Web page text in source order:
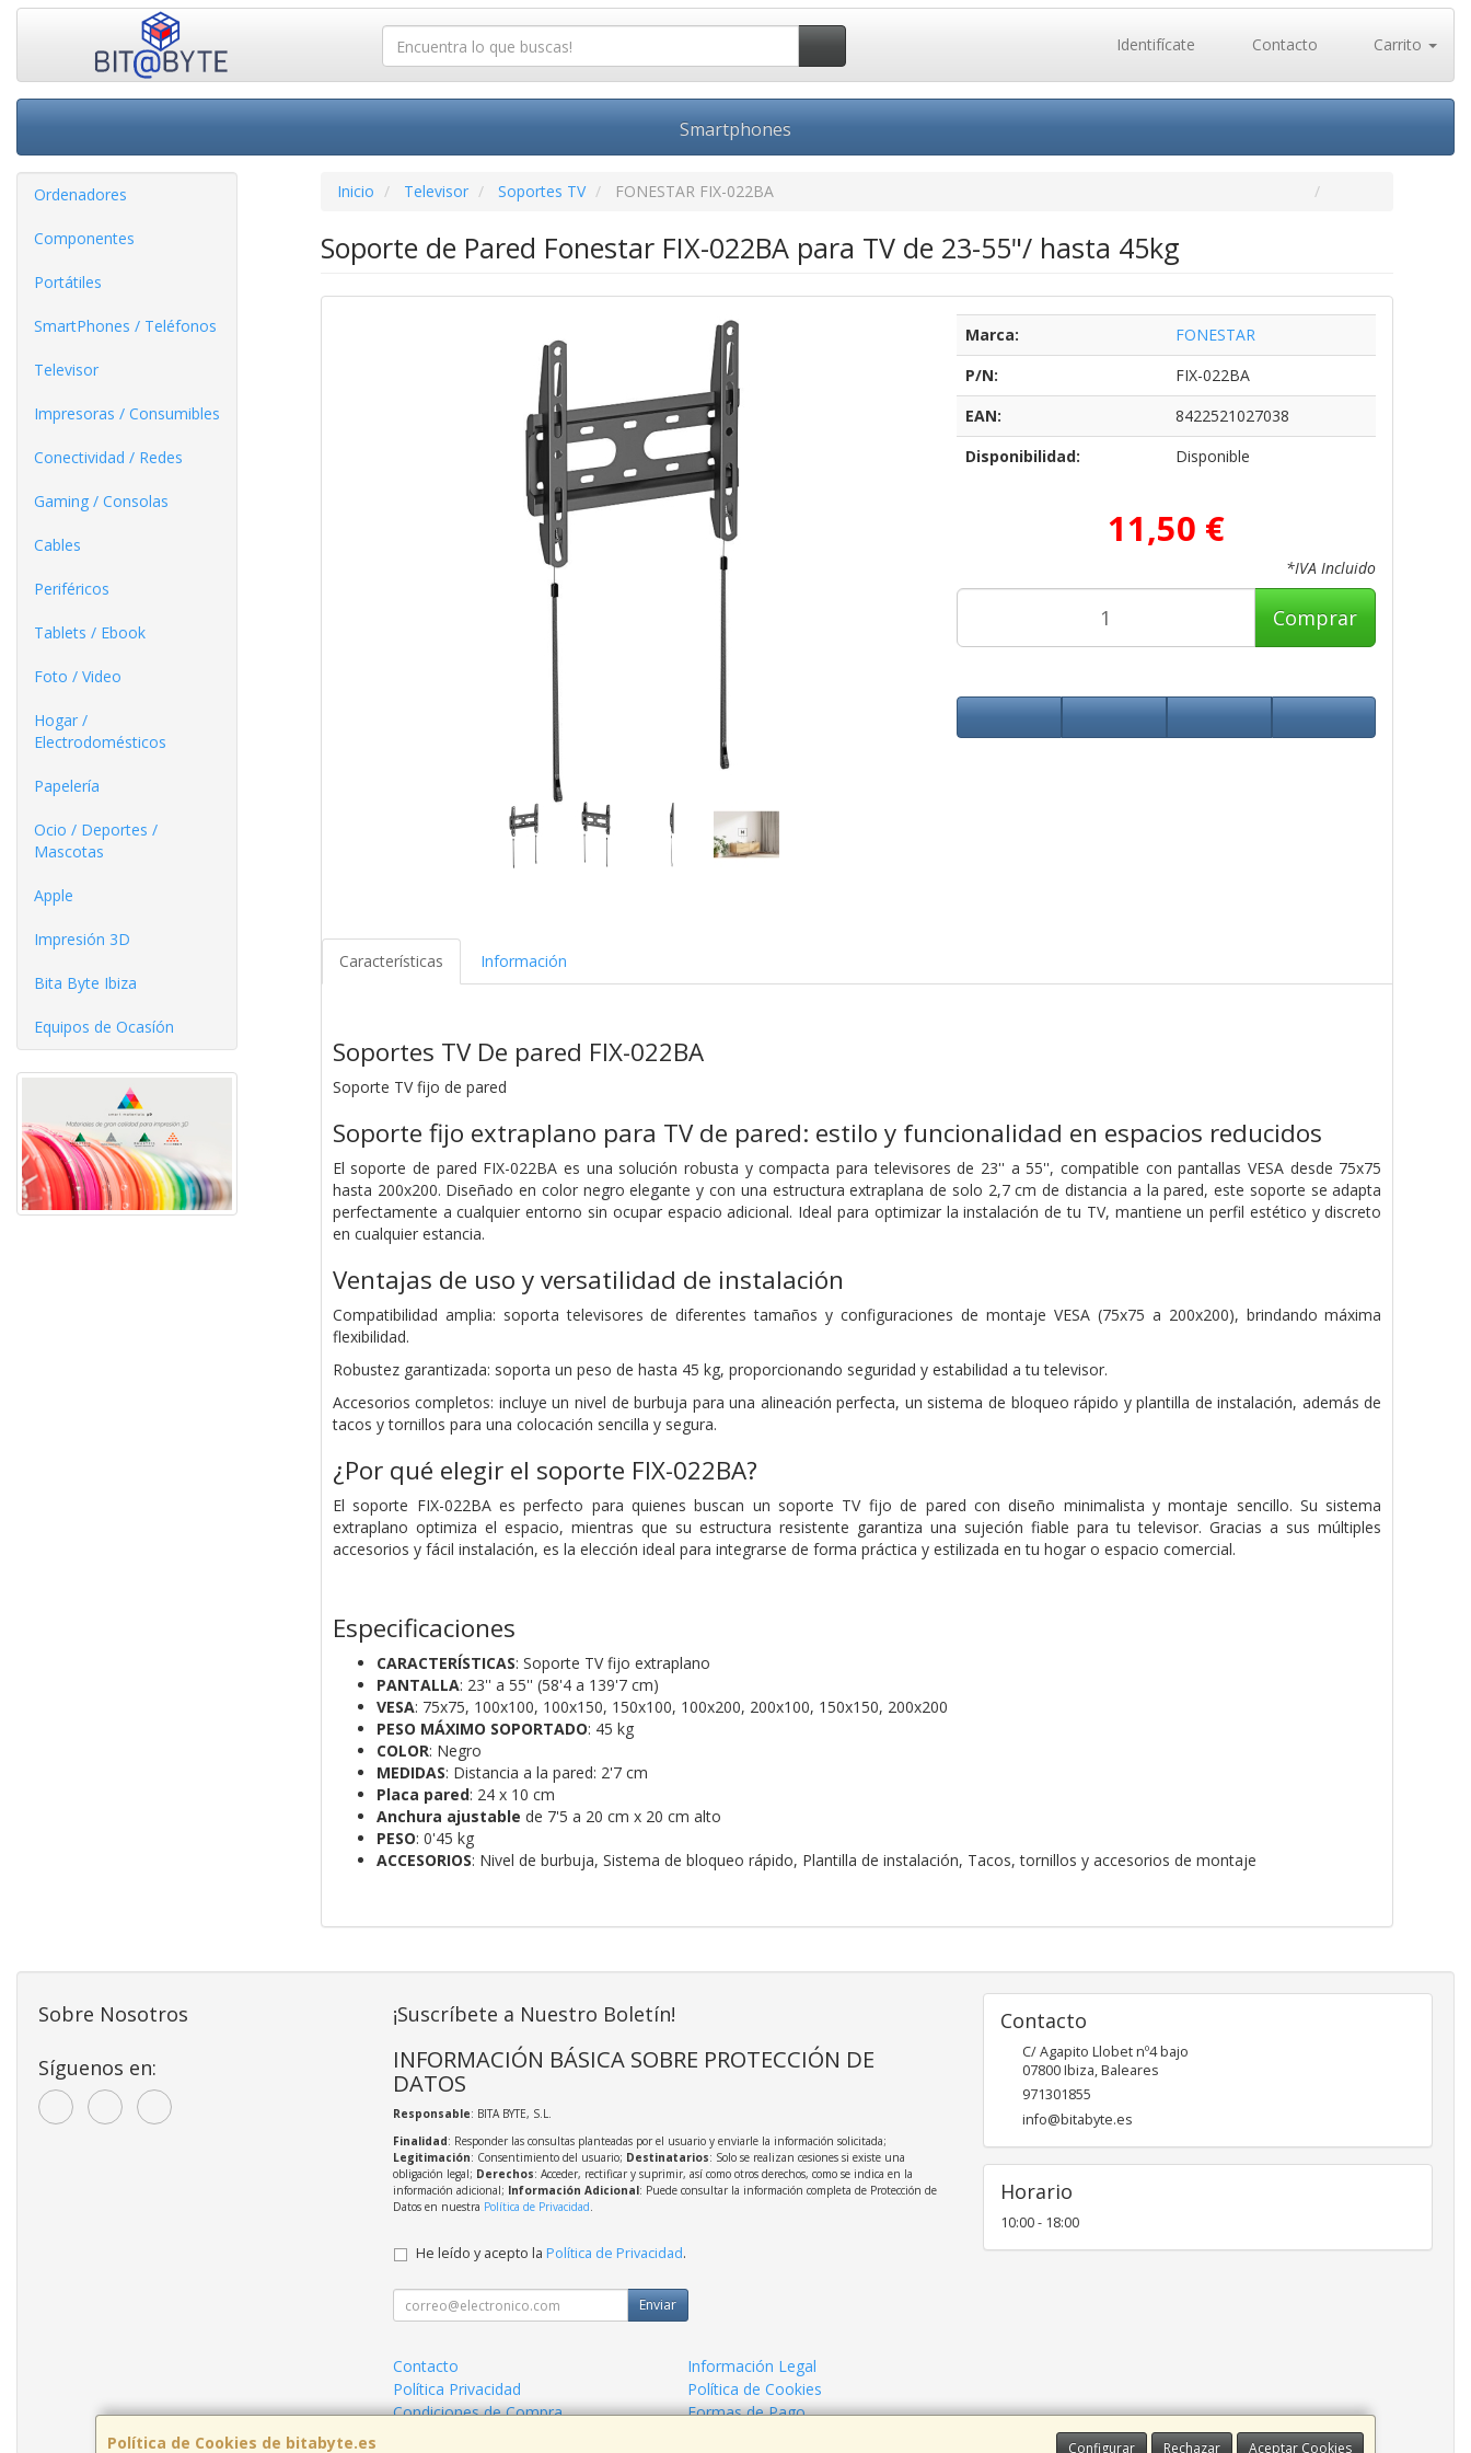
Identifícate Contacto Carrito
Smartphones
Ordenadores
Componentes
Portátiles
SmartPhones / Teléfonos
Televisor
Impresoras / Consumibles
Conectividad / Redes
Gaming / Consolas
Cables
Periféricos
Tablets / Ebook
Foto / Video
Hogar /
Electrodomésticos
Papelería
Ocio / Deportes /
Mascotas
Apple
Impresión 3D
Bita Byte Ibiza
Equipos de Ocasíón
Inicio Televisor Soportes TV FONESTAR FIX-022BA
Soporte de Pared Fonestar FIX-022BA para TV de 23-55"/ hasta 45kg
Marca:
FONESTAR
P/N:
FIX-022BA
EAN:
8422521027038
Disponibilidad:
Disponible
11,50 €
*IVA Incluido
Comprar
Características Información
Soportes TV De pared FIX-022BA
Soporte TV fijo de pared
Soporte fijo extraplano para TV de pared: estilo y funcionalidad en espacios reducidos
El soporte de pared FIX-022BA es una solución robusta y compacta para televisores de 23'' a 55'', compatible con pantallas VESA desde 75x75
hasta 200x200. Diseñado en color negro elegante y con una estructura extraplana de solo 2,7 cm de distancia a la pared, este soporte se adapta
perfectamente a cualquier entorno sin ocupar espacio adicional. Ideal para optimizar la instalación de tu TV, mantiene un perfil estético y discreto
en cualquier estancia.
Ventajas de uso y versatilidad de instalación
Compatibilidad amplia: soporta televisores de diferentes tamaños y configuraciones de montaje VESA (75x75 a 200x200), brindando máxima
flexibilidad.
Robustez garantizada: soporta un peso de hasta 45 kg, proporcionando seguridad y estabilidad a tu televisor.
Accesorios completos: incluye un nivel de burbuja para una alineación perfecta, un sistema de bloqueo rápido y plantilla de instalación, además de
tacos y tornillos para una colocación sencilla y segura.
¿Por qué elegir el soporte FIX-022BA?
El soporte FIX-022BA es perfecto para quienes buscan un soporte TV fijo de pared con diseño minimalista y montaje sencillo. Su sistema
extraplano optimiza el espacio, mientras que su estructura resistente garantiza una sujeción fiable para tu televisor. Gracias a sus múltiples
accesorios y fácil instalación, es la elección ideal para integrarse de forma práctica y estilizada en tu hogar o espacio comercial.
Especificaciones
CARACTERÍSTICAS: Soporte TV fijo extraplano
PANTALLA: 23'' a 55'' (58'4 a 139'7 cm)
VESA: 75x75, 100x100, 100x150, 150x100, 100x200, 200x100, 150x150, 200x200
PESO MÁXIMO SOPORTADO: 45 kg
COLOR: Negro
MEDIDAS: Distancia a la pared: 2'7 cm
Placa pared: 24 x 10 cm
Anchura ajustable de 7'5 a 20 cm x 20 cm alto
PESO: 0'45 kg
ACCESORIOS: Nivel de burbuja, Sistema de bloqueo rápido, Plantilla de instalación, Tacos, tornillos y accesorios de montaje
Política de Cookies de bitabyte.es Configurar Rechazar Aceptar Cookies
Sobre Nosotros
Síguenos en:
¡Suscríbete a Nuestro Boletín!
INFORMACIÓN BÁSICA SOBRE PROTECCIÓN DE
DATOS
Responsable: BITA BYTE, S.L.
Finalidad: Responder las consultas planteadas por el usuario y enviarle la información solicitada;
Legitimación: Consentimiento del usuario; Destinatarios: Solo se realizan cesiones si existe una
obligación legal; Derechos: Acceder, rectificar y suprimir, así como otros derechos, como se indica en la
información adicional; Información Adicional: Puede consultar la información completa de Protección de
Datos en nuestra Política de Privacidad.
He leído y acepto la Política de Privacidad.
Enviar
Contacto
Información Legal
Política Privacidad
Política de Cookies
Condiciones de Compra
Formas de Pago
Contacto
C/ Agapito Llobet nº4 bajo
07800Ibiza,Baleares
971301855
info@bitabyte.es
Horario
10:00 - 18:00